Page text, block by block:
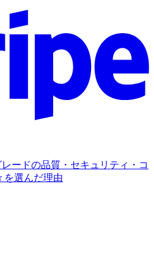
ードの品質・セキュリティ・コ
を選んだ理由